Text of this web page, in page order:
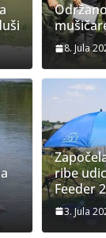
8. Jula
ribe
Feeder
3. Jula